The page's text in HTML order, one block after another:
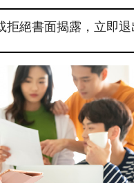
拒絕書面揭露，立即